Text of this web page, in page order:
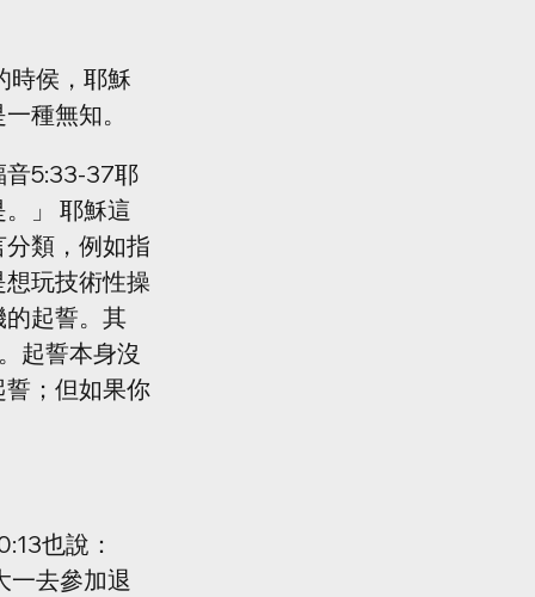
時侯，耶穌
種無知。
音5:33-37耶
」 耶穌這
類，例如指
玩技術性操
起誓。其
起誓本身沒
；但如果你
也說：
一去參加退